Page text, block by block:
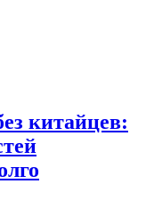
китайцев: